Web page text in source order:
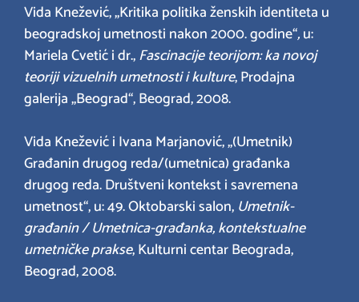
Vida Knežević, „Kritika politika ženskih identiteta u
beogradskoj umetnosti nakon 2000. godine“,u:
Mariela Cvetić i dr.,Fascinacije teorijom: ka novoj
teoriji vizuelnih umetnosti i kulture, Prodajna
galerija „Beograd“, Beograd, 2008.
Vida Knežević i Ivana Marjanović, „(Umetnik)
Građanin drugog reda/(umetnica) građanka
drugog reda. Društveni kontekst i savremena
umetnost“, u: 49. Oktobarski salon, Umetnik-
građanin / Umetnica-građanka, kontekstualne
umetničke prakse, Kulturni centar Beograda,
Beograd, 2008.